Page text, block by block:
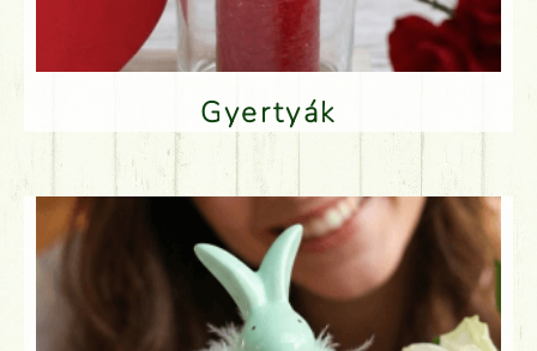
Gyertyák